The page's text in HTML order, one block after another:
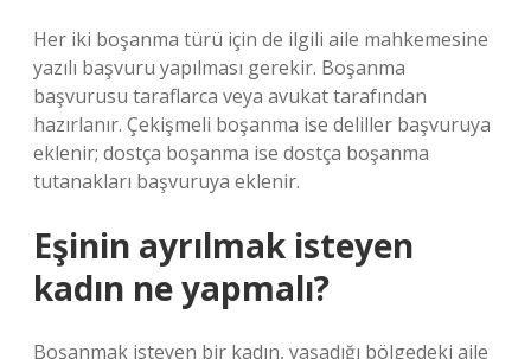
Her iki boşanma türü için de ilgili aile mahkemesine
yazılı başvuru yapılması gerekir. Boşanma
başvurusu taraflarca veya avukat tarafından
hazırlanır. Çekişmeli boşanma ise deliller başvuruya
eklenir; dostça boşanma ise dostça boşanma
tutanakları başvuruya eklenir.
Eşinin ayrılmak isteyen
kadın ne yapmalı?
Boşanmak isteyen bir kadın, yaşadığı bölgedeki aile